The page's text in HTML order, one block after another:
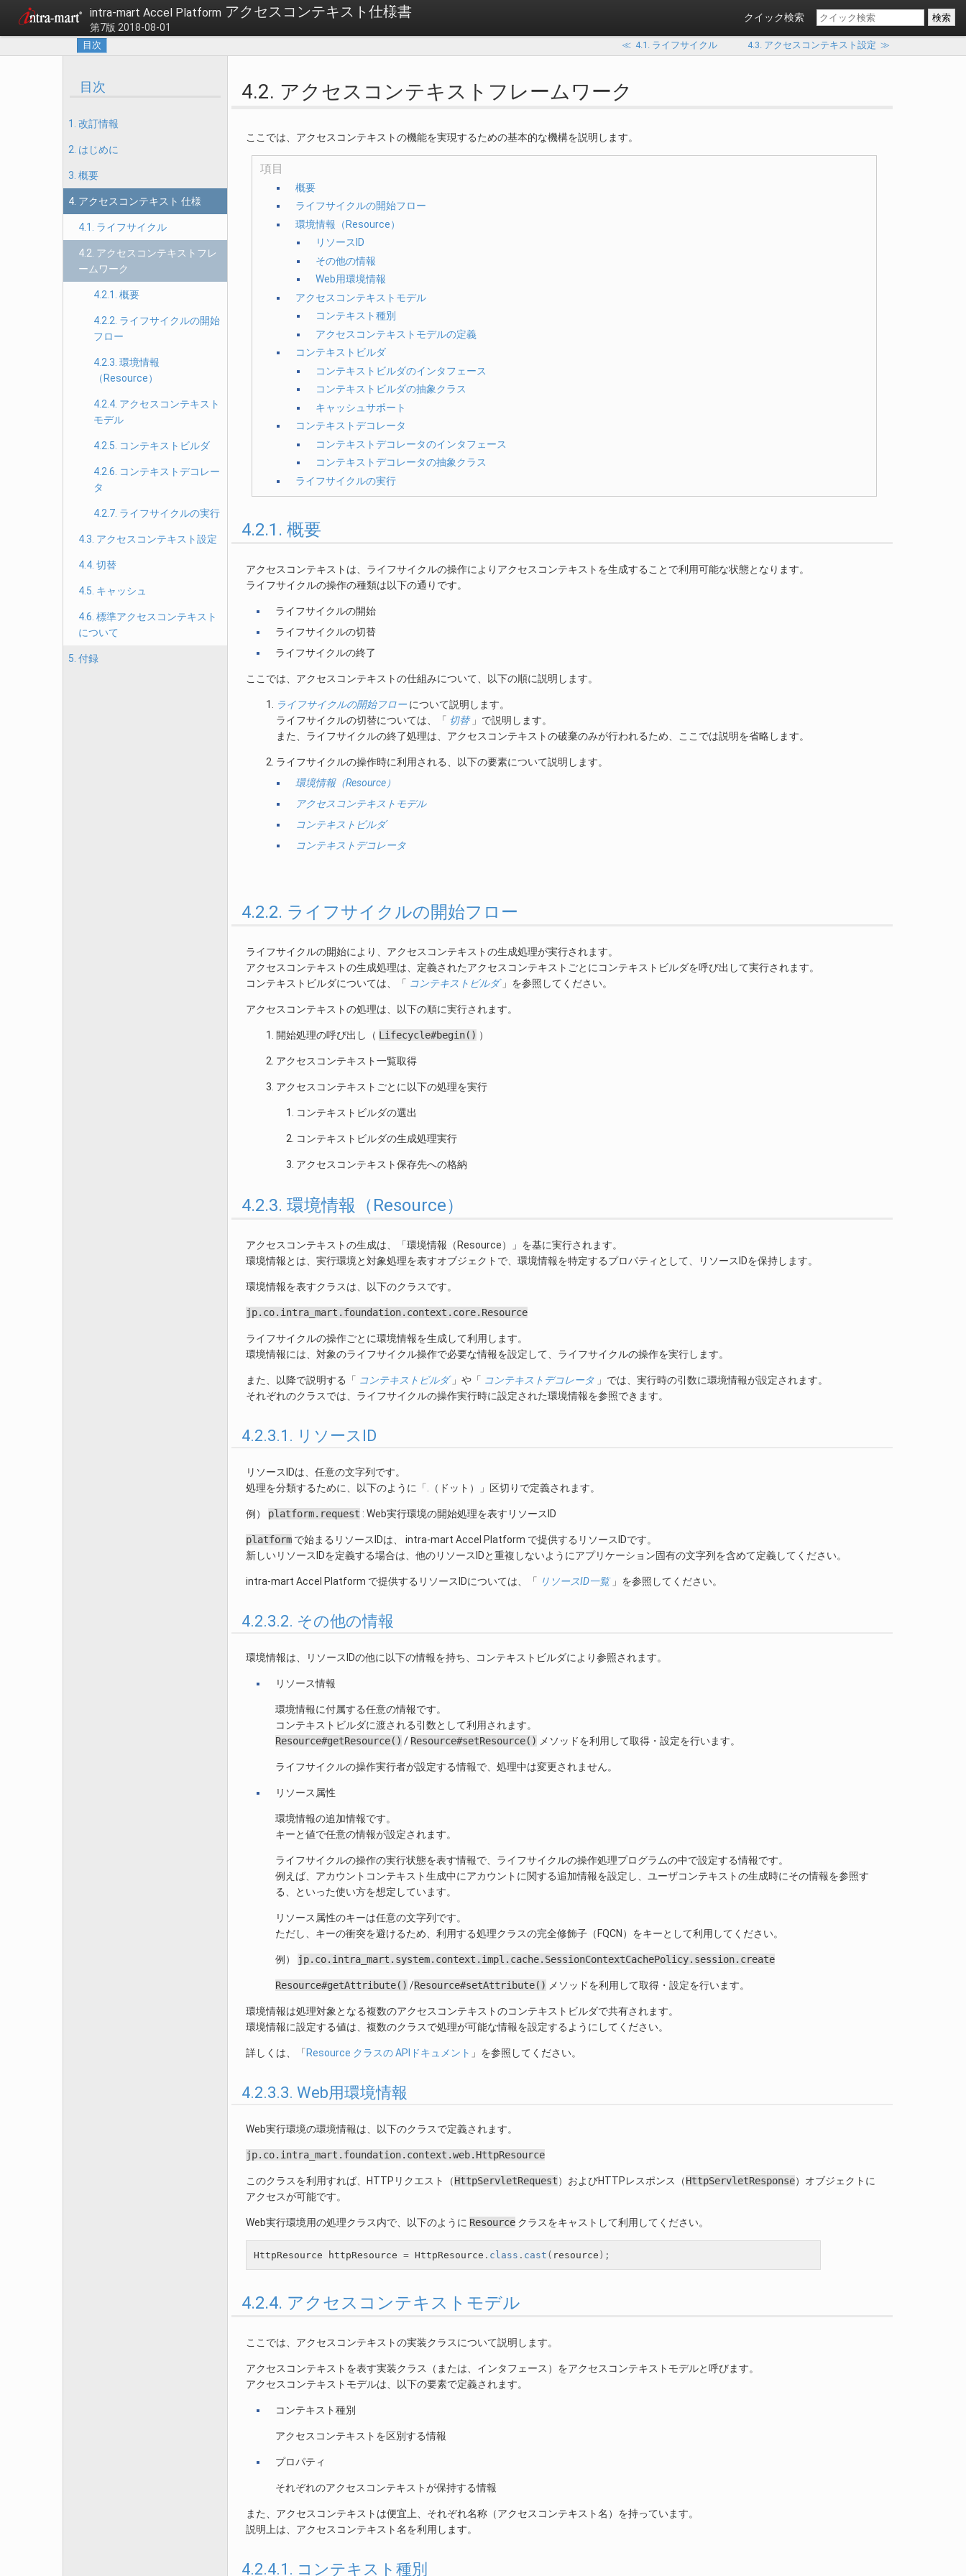
intra-mart Accel Platform アクセスコンテキスト仕様書
第7版 2018-08-01
クイック検索
目次 ≪ 4.1. ライフサイクル 4.3. アクセスコンテキスト設定 ≫
目次
1. 改訂情報
2. はじめに
3. 概要
4. アクセスコンテキスト 仕様
4.1. ライフサイクル
4.2. アクセスコンテキストフレ
ームワーク
4.2.1. 概要
4.2.2. ライフサイクルの開始
フロー
4.2.3. 環境情報
（Resource）
4.2.4. アクセスコンテキスト
モデル
4.2.5. コンテキストビルダ
4.2.6. コンテキストデコレー
タ
4.2.7. ライフサイクルの実行
4.3. アクセスコンテキスト設定
4.4. 切替
4.5. キャッシュ
4.6. 標準アクセスコンテキスト
について
5. 付録
4.2. アクセスコンテキストフレームワーク
ここでは、アクセスコンテキストの機能を実現するための基本的な機構を説明します。
項目
概要
ライフサイクルの開始フロー
環境情報（Resource）
リソースID
その他の情報
Web用環境情報
アクセスコンテキストモデル
コンテキスト種別
アクセスコンテキストモデルの定義
コンテキストビルダ
コンテキストビルダのインタフェース
コンテキストビルダの抽象クラス
キャッシュサポート
コンテキストデコレータ
コンテキストデコレータのインタフェース
コンテキストデコレータの抽象クラス
ライフサイクルの実行
4.2.1. 概要
アクセスコンテキストは、ライフサイクルの操作によりアクセスコンテキストを生成することで利用可能な状態となります。
ライフサイクルの操作の種類は以下の通りです。
ライフサイクルの開始
ライフサイクルの切替
ライフサイクルの終了
ここでは、アクセスコンテキストの仕組みについて、以下の順に説明します。
ライフサイクルの開始フローについて説明します。
ライフサイクルの切替については、「 切替」で説明します。
また、ライフサイクルの終了処理は、アクセスコンテキストの破棄のみが行われるため、ここでは説明を省略します。
ライフサイクルの操作時に利用される、以下の要素について説明します。
環境情報（Resource）
アクセスコンテキストモデル
コンテキストビルダ
コンテキストデコレータ
4.2.2. ライフサイクルの開始フロー
ライフサイクルの開始により、アクセスコンテキストの生成処理が実行されます。
アクセスコンテキストの生成処理は、定義されたアクセスコンテキストごとにコンテキストビルダを呼び出して実行されます。
コンテキストビルダについては、「 コンテキストビルダ」を参照してください。
アクセスコンテキストの処理は、以下の順に実行されます。
開始処理の呼び出し（ Lifecycle#begin() ）
アクセスコンテキスト一覧取得
アクセスコンテキストごとに以下の処理を実行
コンテキストビルダの選出
コンテキストビルダの生成処理実行
アクセスコンテキスト保存先への格納
4.2.3. 環境情報（Resource）
アクセスコンテキストの生成は、「環境情報（Resource）」を基に実行されます。
環境情報とは、実行環境と対象処理を表すオブジェクトで、環境情報を特定するプロパティとして、リソースIDを保持します。
環境情報を表すクラスは、以下のクラスです。
jp.co.intra_mart.foundation.context.core.Resource
ライフサイクルの操作ごとに環境情報を生成して利用します。
環境情報には、対象のライフサイクル操作で必要な情報を設定して、ライフサイクルの操作を実行します。
また、以降で説明する「 コンテキストビルダ」や「 コンテキストデコレータ 」では、実行時の引数に環境情報が設定されます。
それぞれのクラスでは、ライフサイクルの操作実行時に設定された環境情報を参照できます。
4.2.3.1. リソースID
リソースIDは、任意の文字列です。
処理を分類するために、以下のように「.（ドット）」区切りで定義されます。
例） platform.request : Web実行環境の開始処理を表すリソースID
platform で始まるリソースIDは、 intra-mart Accel Platform で提供するリソースIDです。
新しいリソースIDを定義する場合は、他のリソースIDと重複しないようにアプリケーション固有の文字列を含めて定義してください。
intra-mart Accel Platform で提供するリソースIDについては、「 リソースID一覧」を参照してください。
4.2.3.2. その他の情報
環境情報は、リソースIDの他に以下の情報を持ち、コンテキストビルダにより参照されます。
リソース情報
環境情報に付属する任意の情報です。
コンテキストビルダに渡される引数として利用されます。
Resource#getResource() / Resource#setResource() メソッドを利用して取得・設定を行います。
ライフサイクルの操作実行者が設定する情報で、処理中は変更されません。
リソース属性
環境情報の追加情報です。
キーと値で任意の情報が設定されます。
ライフサイクルの操作の実行状態を表す情報で、ライフサイクルの操作処理プログラムの中で設定する情報です。
例えば、アカウントコンテキスト生成中にアカウントに関する追加情報を設定し、ユーザコンテキストの生成時にその情報を参照す
る、といった使い方を想定しています。
リソース属性のキーは任意の文字列です。
ただし、キーの衝突を避けるため、利用する処理クラスの完全修飾子（FQCN）をキーとして利用してください。
例） jp.co.intra_mart.system.context.impl.cache.SessionContextCachePolicy.session.create
Resource#getAttribute() /Resource#setAttribute() メソッドを利用して取得・設定を行います。
環境情報は処理対象となる複数のアクセスコンテキストのコンテキストビルダで共有されます。
環境情報に設定する値は、複数のクラスで処理が可能な情報を設定するようにしてください。
詳しくは、「 Resource クラスの APIドキュメント 」を参照してください。
4.2.3.3. Web用環境情報
Web実行環境の環境情報は、以下のクラスで定義されます。
jp.co.intra_mart.foundation.context.web.HttpResource
このクラスを利用すれば、HTTPリクエスト（HttpServletRequest）およびHTTPレスポンス（HttpServletResponse）オブジェクトに
アクセスが可能です。
Web実行環境用の処理クラス内で、以下のように Resource クラスをキャストして利用してください。
HttpResource httpResource = HttpResource . class . cast ( resource );
4.2.4. アクセスコンテキストモデル
ここでは、アクセスコンテキストの実装クラスについて説明します。
アクセスコンテキストを表す実装クラス（または、インタフェース）をアクセスコンテキストモデルと呼びます。
アクセスコンテキストモデルは、以下の要素で定義されます。
コンテキスト種別
アクセスコンテキストを区別する情報
プロパティ
それぞれのアクセスコンテキストが保持する情報
また、アクセスコンテキストは便宜上、それぞれ名称（アクセスコンテキスト名）を持っています。
説明上は、アクセスコンテキスト名を利用します。
4.2.4.1. コンテキスト種別